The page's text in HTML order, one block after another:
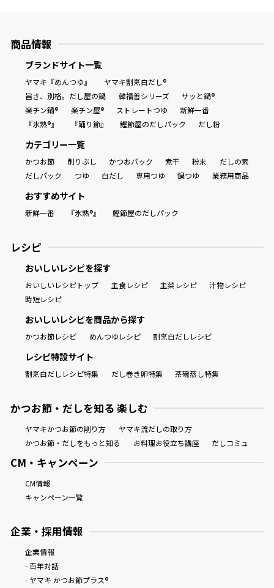
商品情報
ブランドサイト一覧
ヤマキ『めんつゆ』
ヤマキ割烹白だし®
旨さ、別格。だし屋の鍋
韓福善シリーズ
サッと鍋®
楽チン鍋®
楽チン屋® ストレートつゆ
新鮮一番
『氷熟®』
『踊り節』 鰹節屋のだしパック だし粉
カテゴリー一覧
かつお節 削りぶし かつおパック 煮干 粉末
だしの素
だしパック
つゆ 白だし 専用つゆ 鍋つゆ 業務用商品
おすすめサイト
新鮮一番 『氷熟®』 鰹節屋のだしパック
レシピ
おいしいレシピを探す
おいしいレシピトップ 主食レシピ 主菜レシピ
汁物レシピ
時短レシピ
おいしいレシピを商品から探す
かつお節レシピ めんつゆレシピ 割烹白だしレシピ
レシピ特設サイト
割烹白だしレシピ特集 だし巻き卵特集 茶碗蒸し特集
かつお節・だしを知る 楽しむ
ヤマキかつお節の削り方
ヤマキ流だしの取り方
かつお節・だしをもっと知る
お料理お役立ち講座 だしコミュ
CM・キャンペーン
CM情報
キャンペーン一覧
企業・採用情報
企業情報
- 百年対話
- ヤマキ かつお節プラス®